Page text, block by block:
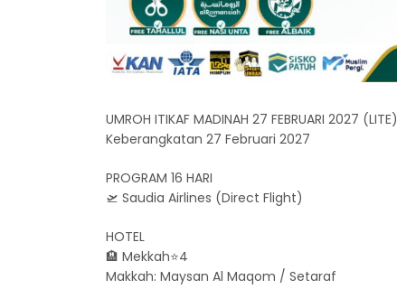
UMROH ITIKAF MADINAH 27 FEBRUARI 2027 (LITE)
Keberangkatan 27 Februari 2027
PROGRAM 16 HARI
🛫 Saudia Airlines (Direct Flight)
HOTEL
🏨 Mekkah⭐️4
Makkah: Maysan Al Maqom / Setaraf